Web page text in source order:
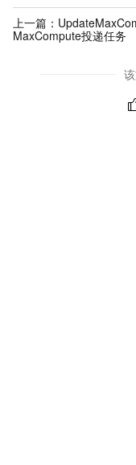
上一篇：
MaxCompute投递任务